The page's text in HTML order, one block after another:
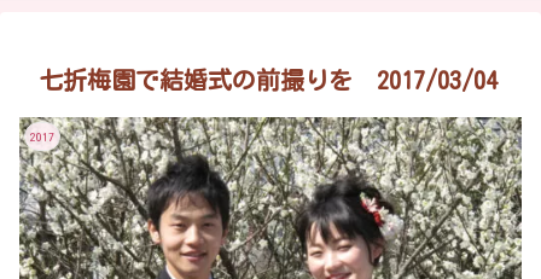
七折梅園で結婚式の前撮りを 2017/03/04
2017